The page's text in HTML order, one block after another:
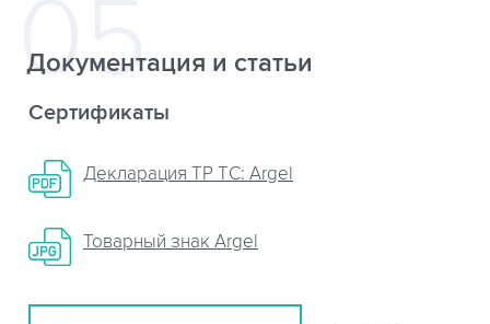
Документация и статьи
Сертификаты
Декларация ТР ТС: Argel
Товарный знак Argel